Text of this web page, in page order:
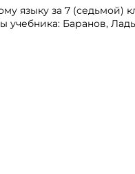
языку за 7 (седьмой)
учебника: Баранов,